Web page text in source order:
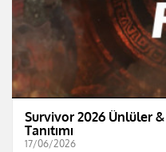
Survivor 2026 Ünlüler
Tanıtımı
17/06/2026